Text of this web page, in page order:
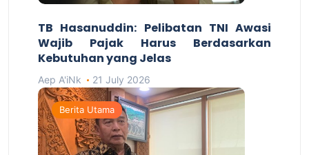
TB Hasanuddin: Pelibatan TNI Awasi
Wajib Pajak Harus Berdasarkan
Kebutuhan yang Jelas
Aep A'iNk 21 July 2026
Berita Utama